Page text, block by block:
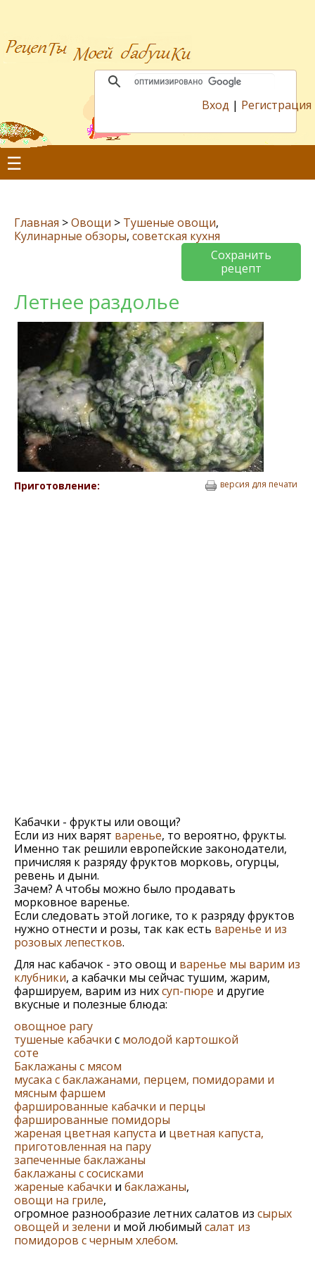
Вход | Регистрация
☰
Главная >Овощи > Тушеные овощи,
Кулинарные обзоры, советская кухня
Сохранить
рецепт
Летнее раздолье
Приготовление: версия для печати
Кабачки - фрукты или овощи?
Если из них варят варенье, то вероятно, фрукты.
Именно так решили европейские законодатели,
причисляя к разряду фруктов морковь, огурцы,
ревень и дыни.
Зачем? А чтобы можно было продавать
морковное варенье.
Если следовать этой логике, то к разряду фруктов
нужно отнести и розы, так как есть варенье и из
розовых лепестков.
Для нас кабачок - это овощ и варенье мы варим из
клубники, а кабачки мы сейчас тушим, жарим,
фаршируем, варим из нихсуп-пюре и другие
вкусные и полезные блюда:
овощное рагу
тушеные кабачки с молодой картошкой
соте
Баклажаны с мясом
мусака с баклажанами, перцем, помидорами и
мясным фаршем
фаршированные кабачки и перцы
фаршированные помидоры
жареная цветная капуста и цветная капуста,
приготовленная на пару
запеченные баклажаны
баклажаны с сосисками
жареные кабачки и баклажаны,
овощи на гриле,
огромное разнообразие летних салатов из сырых
овощей и зелени и мой любимый салат из
помидоров с черным хлебом.